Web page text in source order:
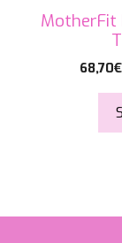
MotherFit
68,70€